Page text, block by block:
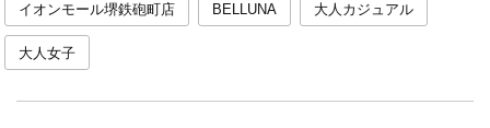
イオンモール堺鉄砲町店 BELLUNA 大人カジュアル
大人女子